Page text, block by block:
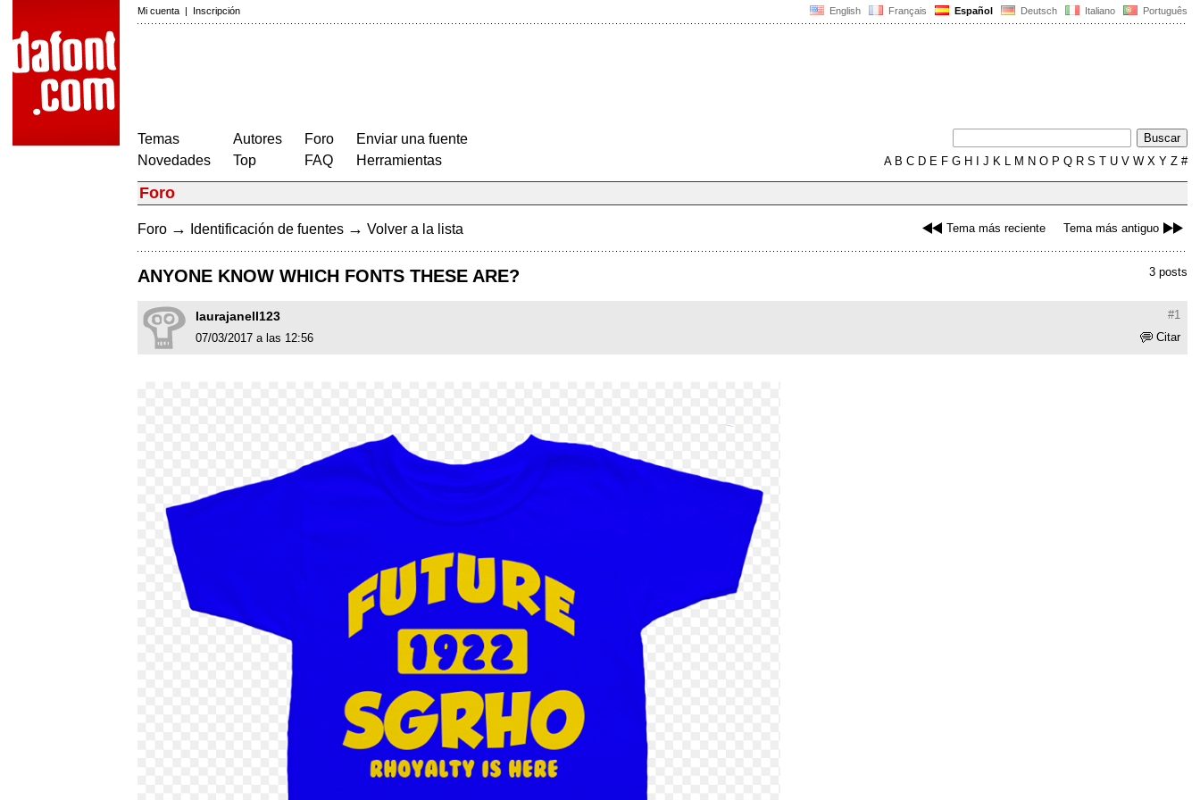
English Français Español Deutsch Italiano Português
Mi cuenta | Inscripción
Temas
Novedades
Autores
Top
Foro
FAQ
Enviar una fuente
Herramientas
AB C D E F G H J K L M N O P Q R S T U V W X Y Z #
Foro
Tema más reciente Tema más antiguo
Foro → Identificación de fuentes → Volver a la lista
3 posts
ANYONE KNOW WHICH FONTS THESE ARE?
#1
laurajanell123
Citar
07/03/2017 a las 12:56